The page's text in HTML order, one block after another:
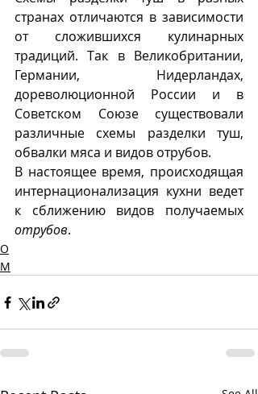
странах отличаются в зависимости
от сложившихся кулинарных
традиций. Так в Великобритании,
Германии, Нидерландах,
дореволюционной России и в
Советском Союзе существовали
различные схемы разделки туш,
обвалки мяса и видов отрубов.
В настоящее время, происходящая
интернационализация кухни ведет
отрубов.
О
М